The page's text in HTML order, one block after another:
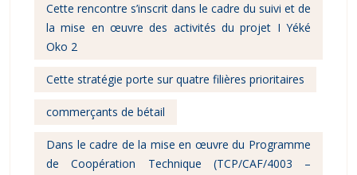
Cette rencontre s’inscrit dans le cadre du suivi et de
la mise en œuvre des activités du projet I Yéké
Oko 2
Cette stratégie porte sur quatre filières prioritaires
commerçants de bétail
Dans le cadre de la mise en œuvre du Programme
de Coopération Technique (TCP/CAF/4003 –